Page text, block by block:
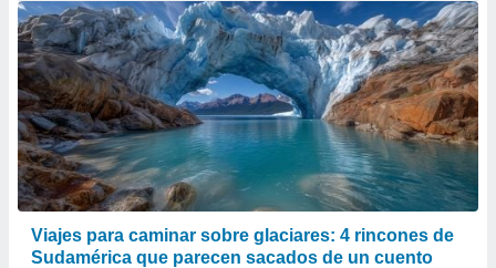
Viajes para caminar sobre glaciares: 4 rincones de
Sudamérica que parecen sacados de un cuento